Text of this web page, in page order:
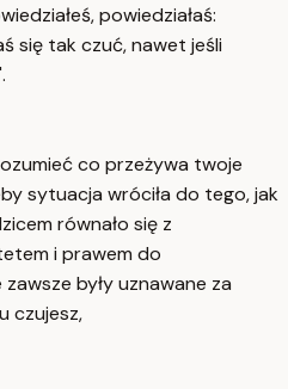
powiedziałaś:
się tak czuć, nawet jeśli
co przeżywa twoje
sytuacja wróciła do tego, jak
równało się z
i prawem do
były uznawane za
czujesz,